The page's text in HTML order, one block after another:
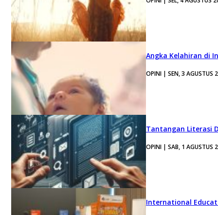
Angka Kelahiran di
OPINI | SEN, 3 AGUSTUS
Tantangan Literasi
OPINI | SAB, 1 AGUSTUS
International